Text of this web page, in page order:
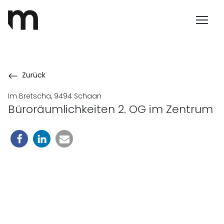
Zurück
Im Bretscha, 9494 Schaan
Büroräumlichkeiten 2. OG im Zentrum